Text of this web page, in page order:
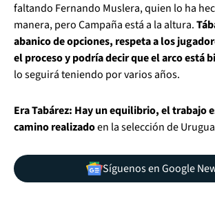
faltando Fernando Muslera, quien lo ha
manera, pero Campaña está a la altura.
abanico de opciones, respeta a los
el proceso y podría decir que el arco está
lo seguirá teniendo por varios años.
Era Tabárez: Hay un equilibrio, el trabajo
camino realizadoen la selección de
Síguenos en Google